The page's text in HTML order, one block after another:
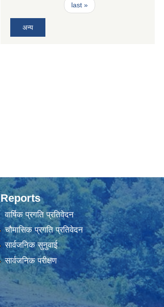
last »
अन्य
Reports
वार्षिक प्रगति प्रतिवेदन
चौमासिक प्रगति प्रतिवेदन
सार्वजनिक सुनुवाई
सार्वजनिक परीक्षण